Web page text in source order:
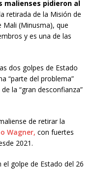
malienses pidieron al
retirada de la Misión de
Mali (Minusma), que
y es una de las
dos golpes de Estado
“parte del problema”
la “gran desconfianza”
de retirar la
Wagner, con fuertes
2021.
golpe de Estado del 26